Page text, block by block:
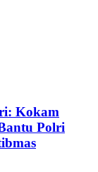
Kokam
Polri